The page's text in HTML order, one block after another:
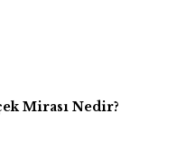
Mirası Nedir?